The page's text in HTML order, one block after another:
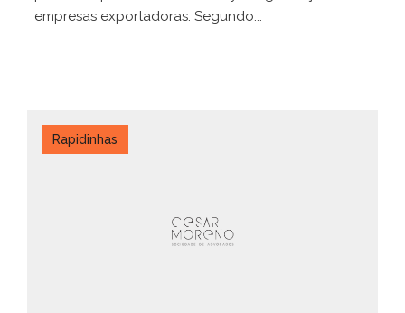
empresas exportadoras. Segundo...
Rapidinhas